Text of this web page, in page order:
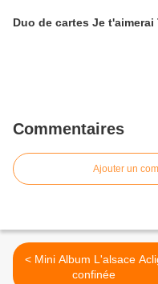
Duo de cartes Je t'aimerai
Commentaires
Ajouter un
< Mini Album L'alsace Aclig
confinée